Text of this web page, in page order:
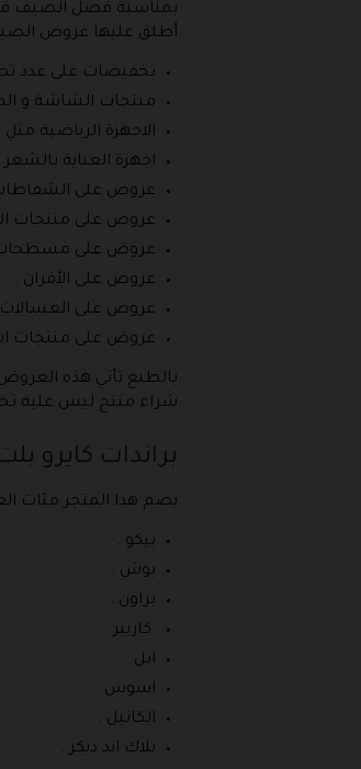
أطلق عليها عروض
تخفيضات على عدد تصل إلى 50% وهي أدوات
منتجات الشاشة و
الاجهزة الرياضية مثل
اجهزة العناية
عروض على
عروض على منتجات
عروض على مسطحات
عروض على الأفران .
عروض على
عروض على منتجات
بالطبع تأتي هذه
شراء منتج ليس عليه
براندات كايرو
يضم هذا المتجر مئات
بيكو .
بوش .
براون .
كاريير .
ابل .
اسوس .
الكاتيل .
بلاك اند ديكر .